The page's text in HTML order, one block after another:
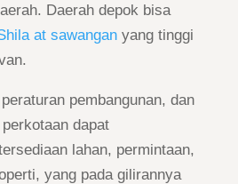
Daerah depok bisa
at sawanganyang tinggi
pembangunan, dan
dapat
lahan, permintaan,
yang pada gilirannya